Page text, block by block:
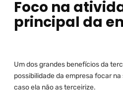
Foco na
principal da
Um dos grandes benefícios da
possibilidade da empresa focar
caso ela não as terceirize.